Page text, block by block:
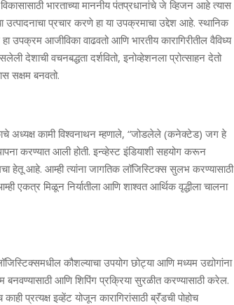
भारताच्या माननीय पंतप्रधानांचे जे व्हिजन आहे त्यास
प्रचार करणे हा या उपक्रमाचा उद्देश आहे. स्थानिक
उपक्रम आजीविका वाढवतो आणि भारतीय कारागिरीतील वैविध्य
देशाची वचनबद्धता दर्शवितो, इनोव्हेशनला प्रोत्साहन देतो
सक्षम बनवतो.
अध्यक्ष कामी विश्वनाथन म्हणाले, “जोडलेले (कनेक्टेड) जग हे
करण्यात आली होती. इन्व्हेस्ट इंडियाशी सहयोग करून
हेतू आहे. आम्ही त्यांना जागतिक लॉजिस्टिक्स सुलभ करण्यासाठी
एकत्र मिळून निर्यातीला आणि शाश्वत आर्थिक वृद्धीला चालना
कौशल्याचा उपयोग छोट्या आणि मध्यम उद्योगांना
बनवण्यासाठी आणि शिपिंग प्रक्रिया सुरळीत करण्यासाठी करेल.
प्रत्यक्ष इव्हेंट योजून कारागिरांसाठी ब्रॅंडची पोहोच